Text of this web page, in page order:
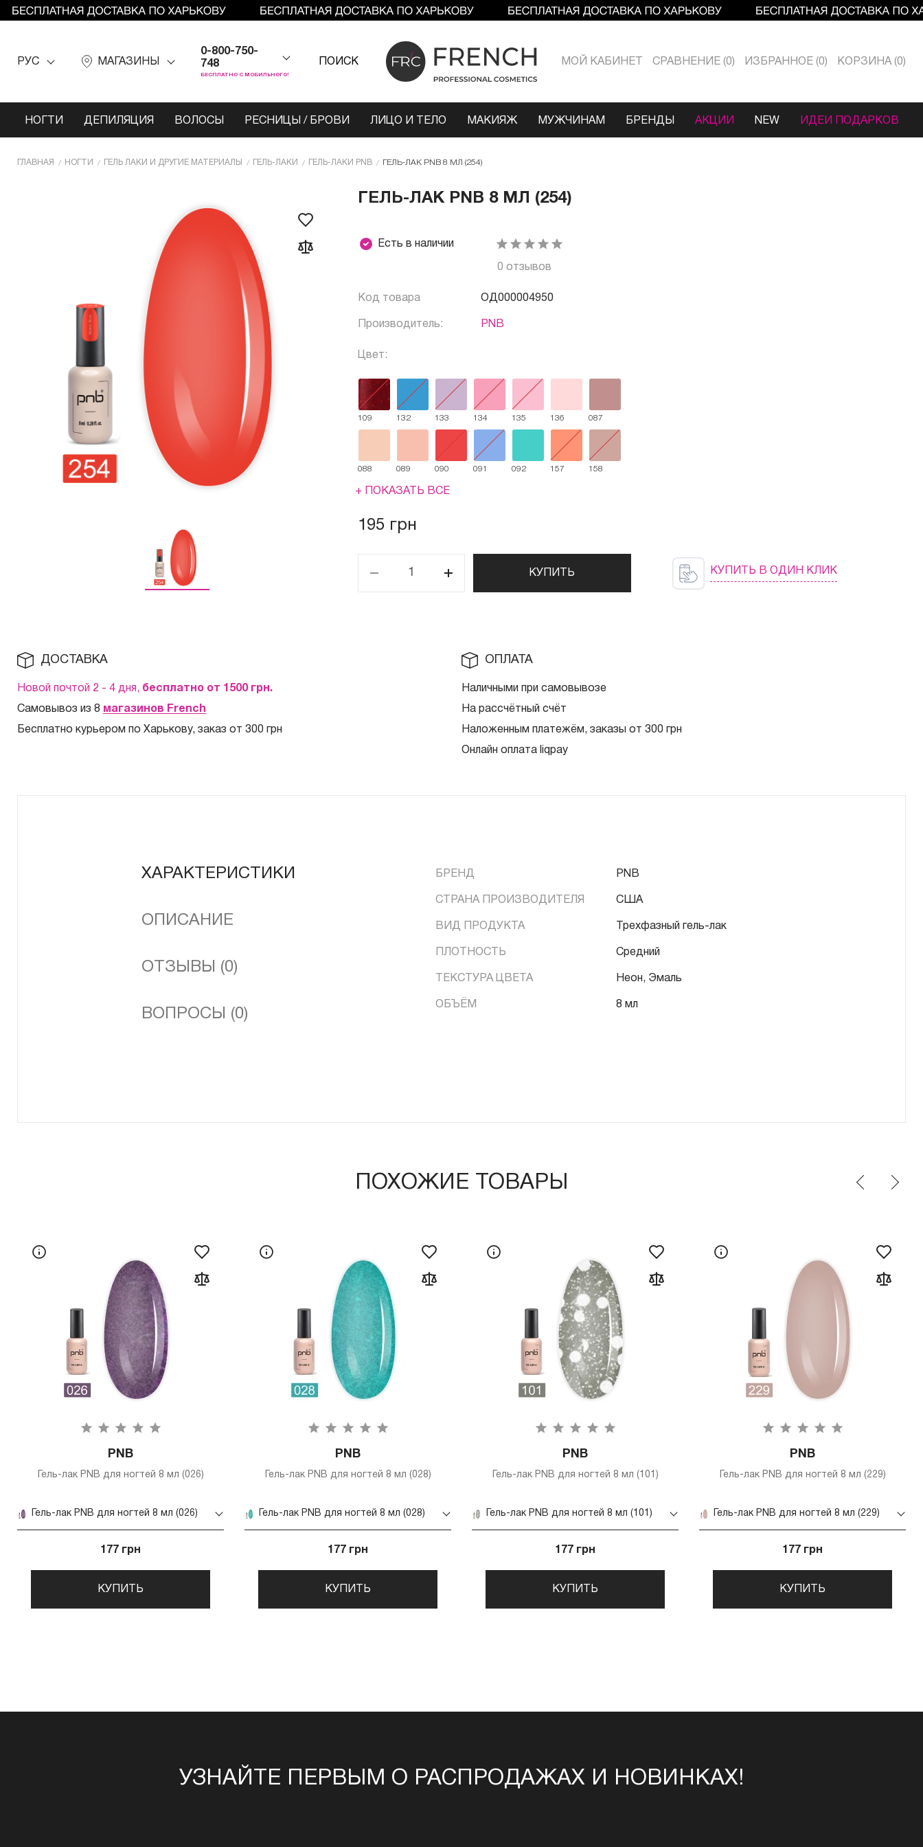
РУС МАГАЗИНЫ
0-800-750-
748
БЕСПЛАТНО С МОБИЛЬНОГО!
ПОИСК МОЙ КАБИНЕТ СРАВНЕНИЕ 0 ИЗБРАННОЕ 0 КОРЗИНА 0
НОГТИ ДЕПИЛЯЦИЯ ВОЛОСЫ РЕСНИЦЫ / БРОВИ ЛИЦО И ТЕЛО МАКИЯЖ МУЖЧИНАМ БРЕНДЫ АКЦИИ NEW ИДЕИ ПОДАРКОВ
ГЛАВНАЯ НОГТИ ГЕЛЬ ЛАКИ И ДРУГИЕ МАТЕРИАЛЫ ГЕЛЬ-ЛАКИ ГЕЛЬ-ЛАКИ PNB ГЕЛЬ-ЛАК PNB 8 МЛ (254)
ГЕЛЬ-ЛАК PNB 8 МЛ (254)
Есть в наличии
0 отзывов
Код товара ОД000004950
Производитель: PNB
Цвет:
109 132 133 134 135 136 087
088 089 090 091 092 157 158
+ ПОКАЗАТЬ ВСЕ
195 грн
КУПИТЬ КУПИТЬ В ОДИН КЛИК
ДОСТАВКА
Новой почтой 2 - 4 дня, бесплатно от 1500 грн.
Самовывоз из 8 магазинов French
Бесплатно курьером по Харькову, заказ от 300 грн
ОПЛАТА
Наличными при самовывозе
На рассчётный счёт
Наложенным платежём, заказы от 300 грн
Онлайн оплата liqpay
ХАРАКТЕРИСТИКИ
ОПИСАНИЕ
ОТЗЫВЫ (0)
ВОПРОСЫ (0)
БРЕНД PNB
СТРАНА ПРОИЗВОДИТЕЛЯ США
ВИД ПРОДУКТА Трехфазный гель-лак
ПЛОТНОСТЬ Средний
ТЕКСТУРА ЦВЕТА Неон, Эмаль
ОБЪЁМ 8 мл
ПОХОЖИЕ ТОВАРЫ
PNB
Гель-лак PNB для ногтей 8 мл (026)
Гель-лак PNB для ногтей 8 мл (026)
177 грн
КУПИТЬ
PNB
Гель-лак PNB для ногтей 8 мл (028)
Гель-лак PNB для ногтей 8 мл (028)
177 грн
КУПИТЬ
PNB
Гель-лак PNB для ногтей 8 мл (101)
Гель-лак PNB для ногтей 8 мл (101)
177 грн
КУПИТЬ
PNB
Гель-лак PNB для ногтей 8 мл (229)
Гель-лак PNB для ногтей 8 мл (229)
177 грн
КУПИТЬ
УЗНАЙТЕ ПЕРВЫМ О РАСПРОДАЖАХ И НОВИНКАХ!